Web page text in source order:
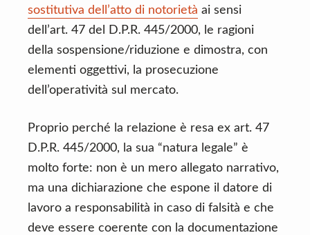
sostitutiva dell’atto di notorietà ai sensi
dell’art. 47 del D.P.R. 445/2000, le ragioni
della sospensione/riduzione e dimostra, con
elementi oggettivi, la prosecuzione
dell’operatività sul mercato.
Proprio perché la relazione è resa ex art. 47
D.P.R. 445/2000, la sua “natura legale” è
molto forte: non è un mero allegato narrativo,
ma una dichiarazione che espone il datore di
lavoro a responsabilità in caso di falsità e che
deve essere coerente con la documentazione